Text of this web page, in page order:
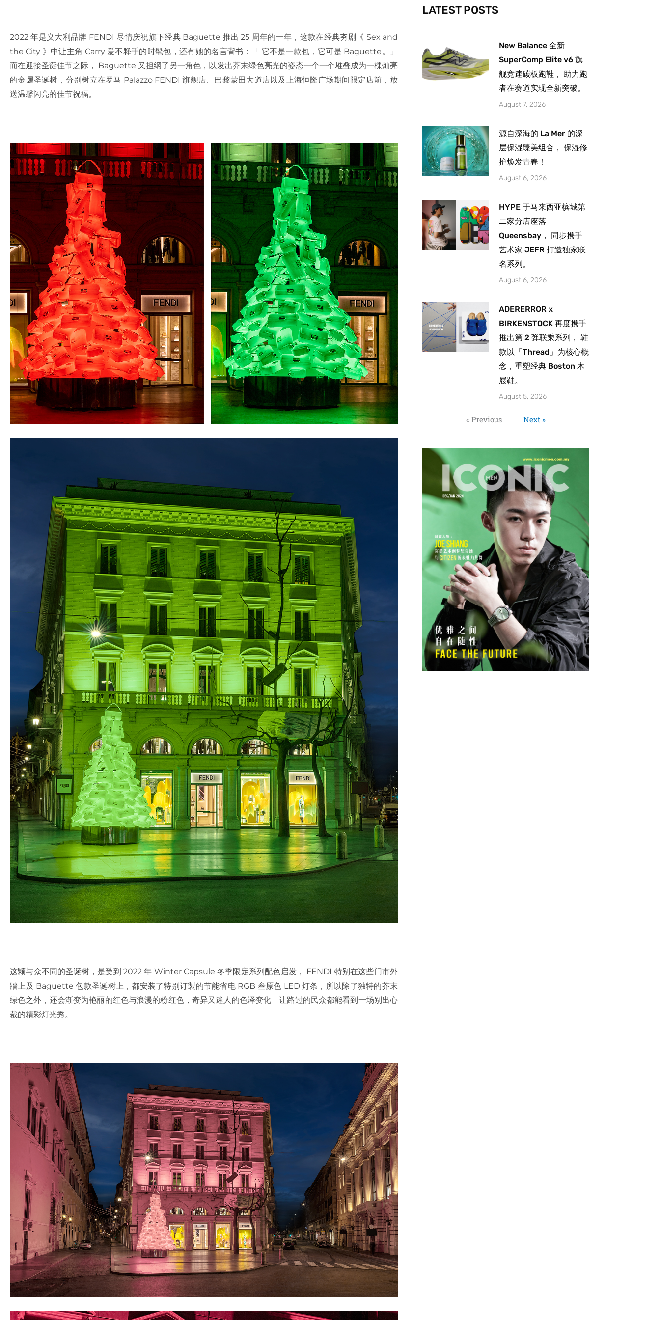
2022 年是义大利品牌 FENDI 尽情庆祝旗下经典 Baguette 推出 25 周年的一年，这款在经典夯剧《 Sex and
the City 》中让主角 Carry 爱不释手的时髦包，还有她的名言背书：「 它不是一款包，它可是 Baguette。」
而在迎接圣诞佳节之际， Baguette 又担纲了另一角色，以发出芥末绿色亮光的姿态一个一个堆叠成为一棵灿亮
的金属圣诞树，分别树立在罗马 Palazzo FENDI 旗舰店、巴黎蒙田大道店以及上海恒隆广场期间限定店前，放
送温馨闪亮的佳节祝福。
这颗与众不同的圣诞树，是受到 2022 年 Winter Capsule 冬季限定系列配色启发， FENDI 特别在这些门市外
牆上及 Baguette 包款圣诞树上，都安装了特别订製的节能省电 RGB 叁原色 LED 灯条，所以除了独特的芥末
绿色之外，还会渐变为艳丽的红色与浪漫的粉红色，奇异又迷人的色泽变化，让路过的民众都能看到一场别出心
裁的精彩灯光秀。
-
f
m
LATEST POSTS
New Balance 全新
SuperComp Elite v6 旗
舰竞速碳板跑鞋， 助力跑
者在赛道实现全新突破。
August 7, 2026
源自深海的 La Mer 的深
层保湿臻美组合， 保湿修
护焕发青春！
August 6, 2026
HYPE 于马来西亚槟城第
二家分店座落
Queensbay， 同步携手
艺术家 JEFR 打造独家联
名系列。
August 6, 2026
ADERERROR x
BIRKENSTOCK 再度携手
推出第 2 弹联乘系列， 鞋
款以「Thread」为核心概
念，重塑经典 Boston 木
屐鞋。
August 5, 2026
« Previous Next »